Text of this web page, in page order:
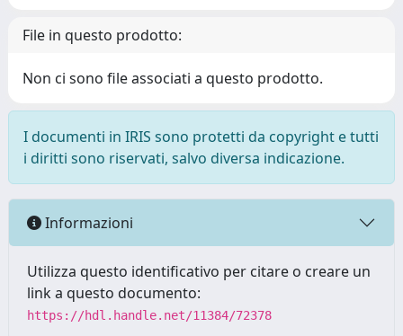
File in questo prodotto:
Non ci sono file associati a questo prodotto.
I documenti in IRIS sono protetti da copyright e tutti
i diritti sono riservati, salvo diversa indicazione.
Informazioni
Utilizza questo identificativo per citare o creare un
link a questo documento:
https://hdl.handle.net/11384/72378